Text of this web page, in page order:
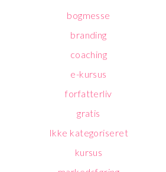
bogmesse
branding
coaching
e-kursus
forfatterliv
gratis
Ikke kategoriseret
kursus